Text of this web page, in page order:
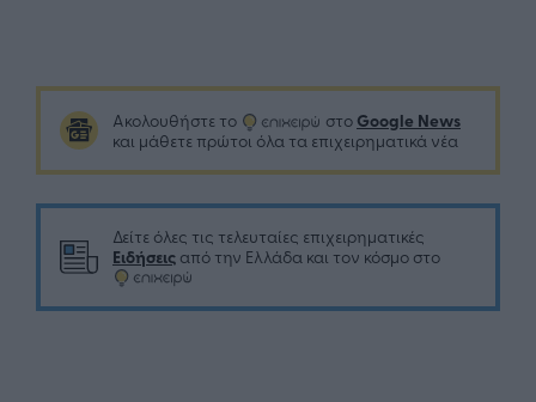
Ακολουθήστε το στο Google News
και μάθετε πρώτοι όλα τα επιχειρηματικά νέα
Δείτε όλες τις τελευταίες επιχειρηματικές
Ειδήσεις από την Ελλάδα και τον κόσμο στο